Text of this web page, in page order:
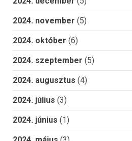
2024. november (5)
2024. október (6)
2024. szeptember (5)
2024. augusztus (4)
2024. július (3)
2024. június (1)